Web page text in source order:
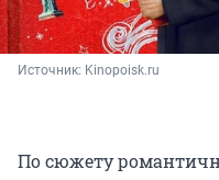
Источник: Kinopoisk.ru
По сюжету